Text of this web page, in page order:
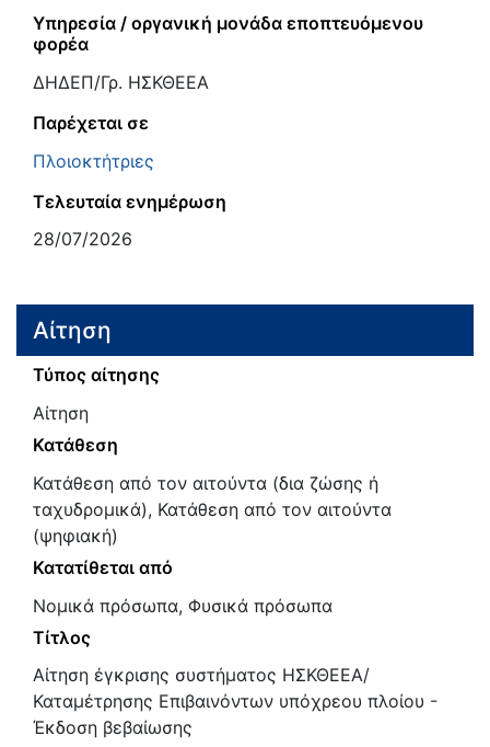
Υπηρεσία / οργανική μονάδα εποπτευόμενου
φορέα
ΔΗΔΕΠ/Γρ. ΗΣΚΘΕΕΑ
Παρέχεται σε
Πλοιοκτήτριες
Τελευταία ενημέρωση
28/07/2026
Αίτηση
Τύπος αίτησης
Αίτηση
Κατάθεση
Κατάθεση από τον αιτούντα (δια ζώσης ή
ταχυδρομικά), Κατάθεση από τον αιτούντα
(ψηφιακή)
Κατατίθεται από
Νομικά πρόσωπα, Φυσικά πρόσωπα
Τίτλος
Αίτηση έγκρισης συστήματος ΗΣΚΘΕΕΑ/
Καταμέτρησης Επιβαινόντων υπόχρεου πλοίου -
Έκδοση βεβαίωσης